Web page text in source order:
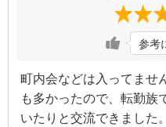
参考
町内会などは入ってませ
も多かったので、転勤族
いたりと交流できました。